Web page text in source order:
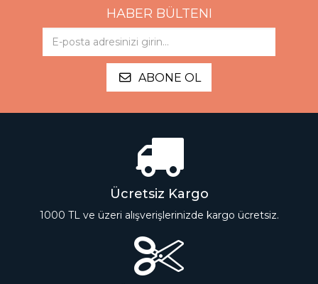
HABER BÜLTENI
ABONE OL
Ücretsiz Kargo
1000 TL ve üzeri alışverişlerinizde kargo ücretsiz.